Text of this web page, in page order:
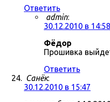
Ответить
admin:
30.12.2010 в 14:58
Фёдор
Прошивка
Ответить
Санёк:
30.12.2010 в 15:47